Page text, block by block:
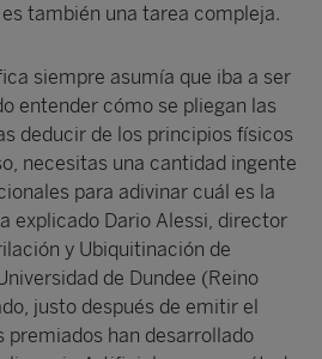
también una tarea compleja.
siempre asumía que iba a ser
entender cómo se pliegan las
deducir de los principios físicos
necesitas una cantidad ingente
para adivinar cuál es la
explicado Dario Alessi, director
y Ubiquitinación de
de Dundee (Reino
justo después de emitir el
premiados han desarrollado